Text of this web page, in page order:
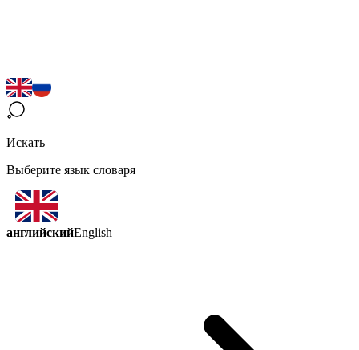
Искать
Выберите язык словаря
английскийEnglish